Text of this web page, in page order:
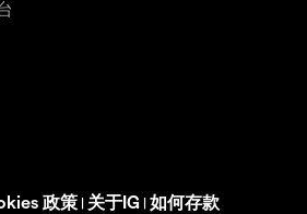
政策 | 关于IG | 如何存款